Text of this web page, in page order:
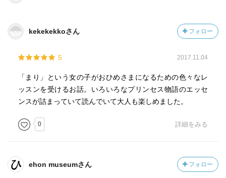
kekekekkoさん フォロー
5 2017.11.04
「まり」という女の子がおひめさまになるための色々なレ
ッスンを受けるお話。いろいろなプリンセス物語のエッセ
ンスが詰まっていて読んでいて大人も楽しめました。
0 詳細をみる
ehon museumさん フォロー